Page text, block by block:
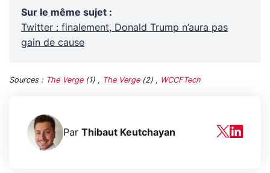
Sur le même sujet :
Twitter : finalement, Donald Trump n’aura pas
gain de cause
Sources : The Verge(1) , The Verge(2) , WCCFTech
Par Thibaut Keutchayan